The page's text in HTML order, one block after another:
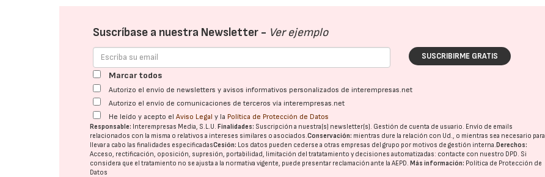
Suscríbase a nuestra Newsletter - Ver ejemplo
SUSCRIBIRME GRATIS
Marcar todos
Autorizo el envío de newsletters y avisos informativos personalizados de interempresas.net
Autorizo el envío de comunicaciones de terceros vía interempresas.net
He leído y acepto elAviso Legal y la Política de Protección de Datos
Responsable: Interempresas Media, S.L.U.Finalidades: Suscripción a nuestra(s) newsletter(s). Gestión de cuenta de usuario. Envío de emails
relacionados con la misma o relativos a intereses similares o asociados.Conservación: mientras dure la relación con Ud., o mientras sea necesario para
llevar a cabo las finalidades especificadasCesión: Los datos pueden cederse a otras empresas del grupo por motivos de gestión interna.Derechos:
Acceso, rectificación, oposición, supresión, portabilidad, limitación del tratatamiento y decisiones automatizadas: contacte con nuestro DPD. Si
considera que el tratamiento no se ajusta a la normativa vigente, puede presentar reclamación ante laAEPD.Más información: Política de Protección de
Datos
22/07/2026 29/07/2026